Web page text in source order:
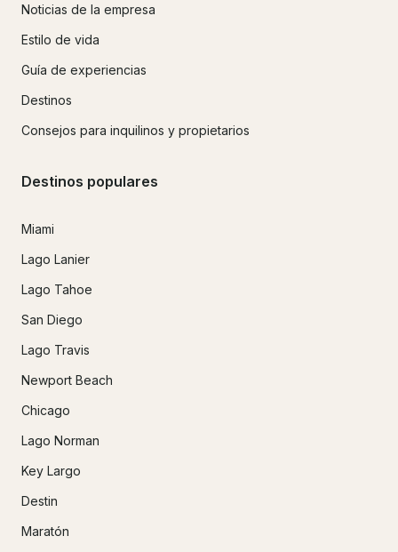
Noticias de la empresa
Estilo de vida
Guía de experiencias
Destinos
Consejos para inquilinos y propietarios
Destinos populares
Miami
Lago Lanier
Lago Tahoe
San Diego
Lago Travis
Newport Beach
Chicago
Lago Norman
Key Largo
Destin
Maratón